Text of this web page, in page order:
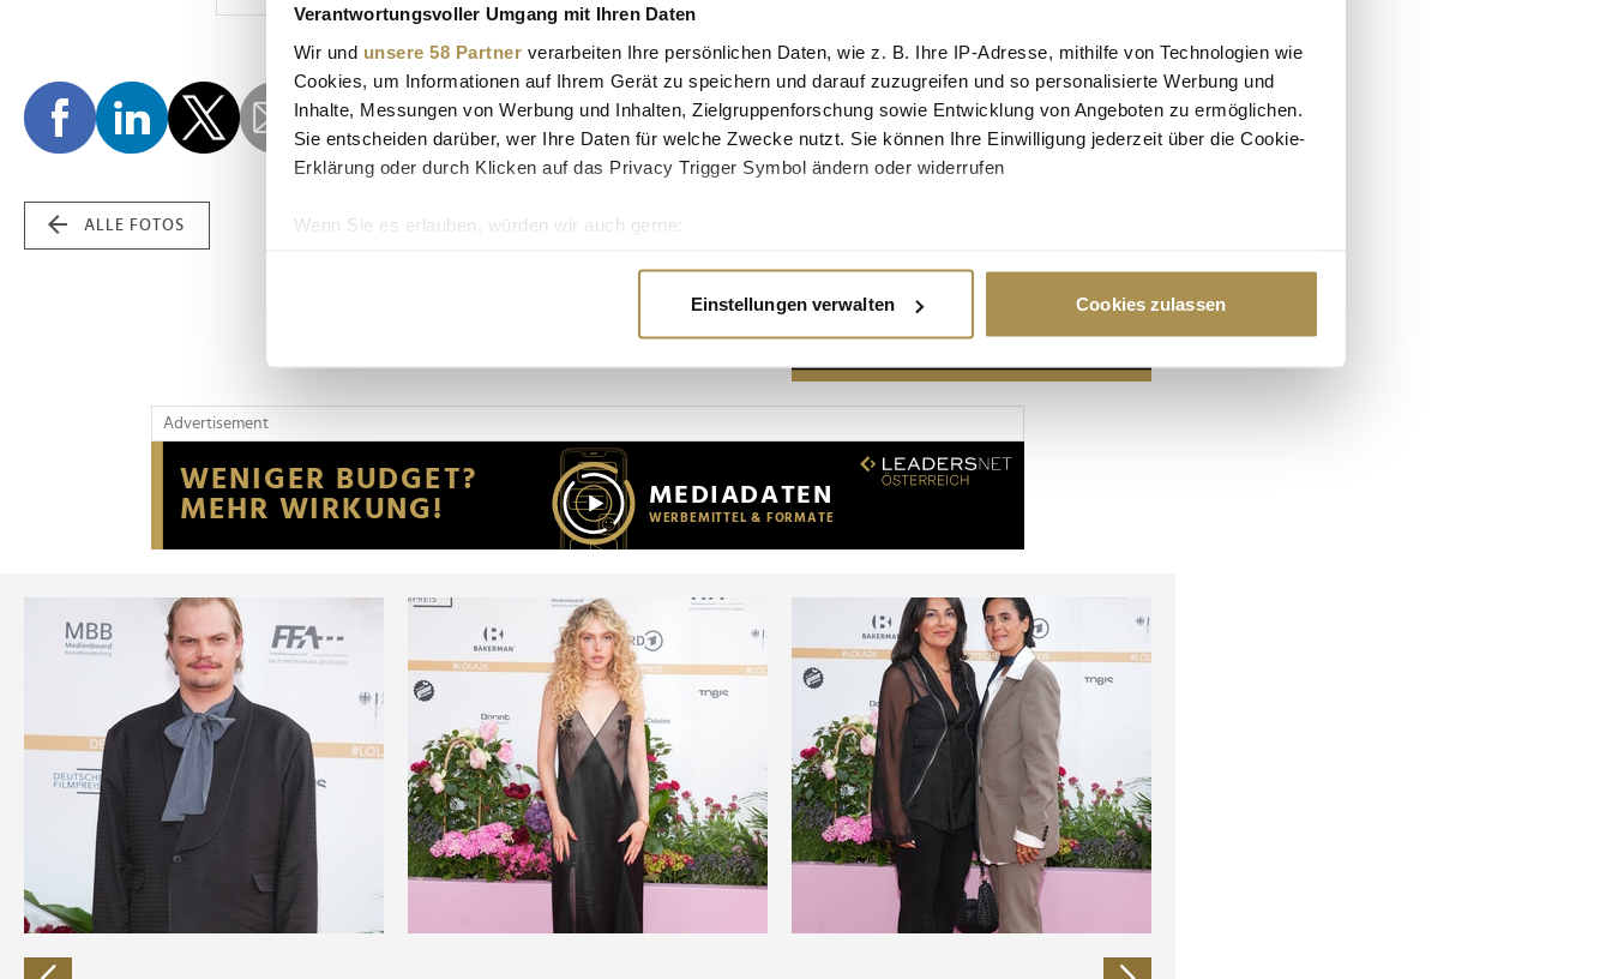
Verantwortungsvoller Umgang mit Ihren Daten
Wir und unsere 58 Partner verarbeiten Ihre persönlichen Daten, wie z. B. Ihre IP-Adresse, mithilfe von Technologien wie
Cookies, um Informationen auf Ihrem Gerät zu speichern und darauf zuzugreifen und so personalisierte Werbung und
Inhalte, Messungen von Werbung und Inhalten, Zielgruppenforschung sowie Entwicklung von Angeboten zu ermöglichen.
Sie entscheiden darüber, wer Ihre Daten für welche Zwecke nutzt. Sie können Ihre Einwilligung jederzeit über die Cookie-
Erklärung oder durch Klicken auf das Privacy Trigger Symbol ändern oder widerrufen
Wenn Sie es erlauben, würden wir auch gerne:
Erfahren Sie mehr darüber, wie Ihre persönlichen Daten verarbeitet werden, und legen Sie Ihre Präferenzen im
Wir verwenden Cookies, um Inhalte und Anzeigen zu personalisieren, Funktionen für soziale Medien anbieten zu können
Website an unsere Partner für soziale Medien, Werbung und Analysen weiter. Unsere Partner führen diese Informationen
möglicherweise mit weiteren Daten zusammen, die Sie ihnen bereitgestellt haben oder die sie im Rahmen Ihrer Nutzung
der Dienste gesammelt haben.
Einstellungen verwalten Cookies zulassen
ALLE FOTOS
Advertisement
Advertisement